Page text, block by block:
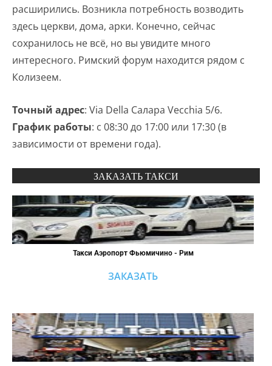
расширились. Возникла потребность возводить
здесь церкви, дома, арки. Конечно, сейчас
сохранилось не всё, но вы увидите много
интересного. Римский форум находится рядом с
Колизеем.
Точный адрес: Via Della Салара Vecchia 5/6.
График работы: с 08:30 до 17:00 или 17:30 (в
зависимости от времени года).
ЗАКАЗАТЬ ТАКСИ
Такси Аэропорт Фьюмичино - Рим
ЗАКАЗАТЬ